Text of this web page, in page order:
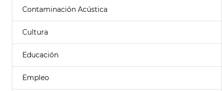
Contaminación Acústica
Cultura
Educación
Empleo